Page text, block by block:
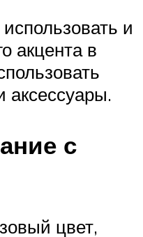
и
акцента в
аксессуары.
с
цвет,